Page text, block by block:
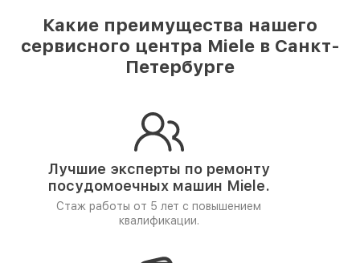
Какие преимущества нашего
сервисного центра Miele в Санкт-
Петербурге
Лучшие эксперты по ремонту
посудомоечных машин Miele.
Стаж работы от 5 лет с повышением
квалификации.